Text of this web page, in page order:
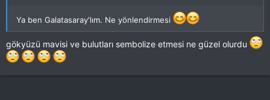
Ya ben Galatasaray'lım. Ne yönlendirmesi
gökyüzü mavisi ve bulutları sembolize etmesi ne güzel olurdu